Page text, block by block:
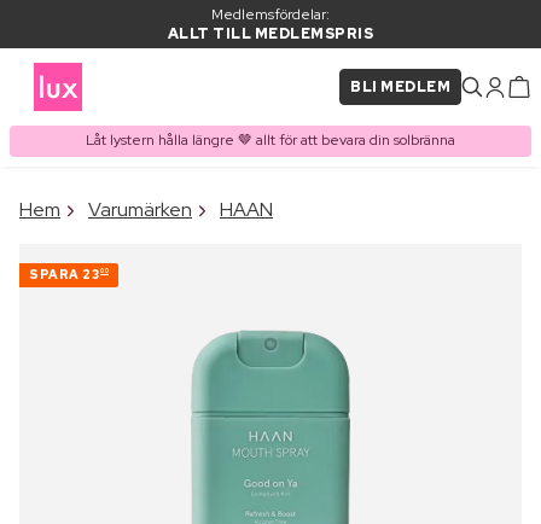
Medlemsfördelar:
ALLT TILL MEDLEMSPRIS
BLI MEDLEM
Låt lystern hålla längre 🤎 allt för att bevara din solbränna
PRODUKT I VARUKORGEN
Hem Varumärken HAAN
SPARA 2300